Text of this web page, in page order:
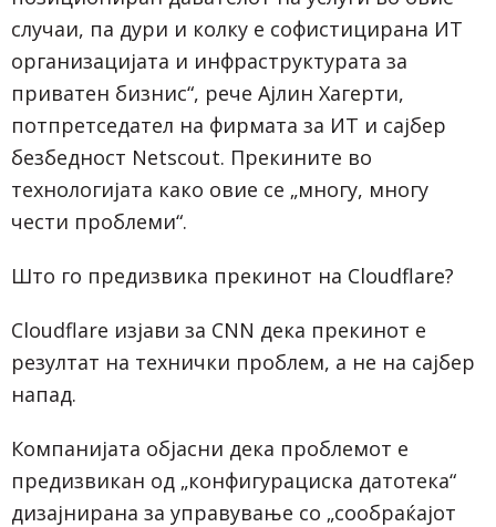
случаи, па дури и колку е софистицирана ИТ
организацијата и инфраструктурата за
приватен бизнис“, рече Ајлин Хагерти,
потпретседател на фирмата за ИТ и сајбер
безбедност Netscout. Прекините во
технологијата како овие се „многу, многу
чести проблеми“.
Што го предизвика прекинот на Cloudflare?
Cloudflare изјави за CNN дека прекинот е
резултат на технички проблем, а не на сајбер
напад.
Компанијата објасни дека проблемот е
предизвикан од „конфигурациска датотека“
дизајнирана за управување со „сообраќајот